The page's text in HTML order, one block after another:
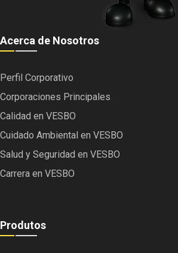
Acerca de Nosotros
Perfil Corporativo
Corporaciones Principales
Calidad en VESBO
Cuidado Ambiental en VESBO
Salud y Seguridad en VESBO
Carrera en VESBO
Produtos